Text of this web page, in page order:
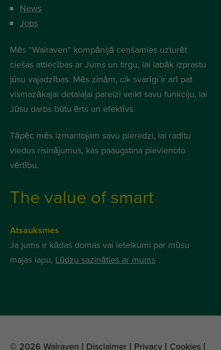
News
Jobs
Mēs “Walraven” kompānijā cenšamies uzturēt
ciešas attiecības ar Jums un tirgu, lai labāk izprastu
jūsu vajadzības. Mēs zinām, cik svarīgi ir arī pat
vismazākajai detalaļai pareizi veikt savu funkciju, lai
Jūsu darbs būtu ērts un efektīvs.
Tāpēc mēs izmantojam savu pieredzi, lai radītu
viedus risinājumus, kas paaugstina pievienoto
vērtību.
The value of smart
Atsauksmes
Ja jums ir kādas domas vai ieteikumi par mūsu
majas lapu, Lūdzu sazināties ar mums
© 2026 Walraven | Disclaimer | Privacy | Cookies |